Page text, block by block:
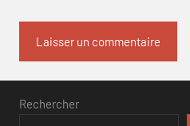
Rechercher